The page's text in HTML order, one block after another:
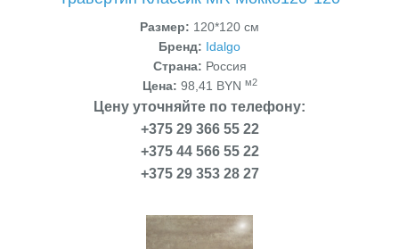
Размер: 120*120 см
Бренд: Idalgo
Страна: Россия
Цена: 98,41 BYN м2
Цену уточняйте по телефону:
+375 29 366 55 22
+375 44 566 55 22
+375 29 353 28 27